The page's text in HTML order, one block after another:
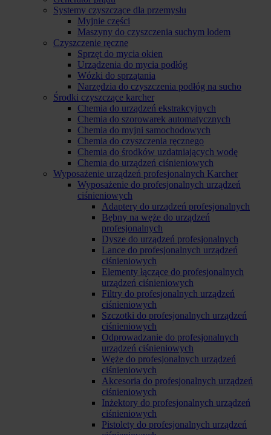
Systemy czyszczące dla przemysłu
Myjnie części
Maszyny do czyszczenia suchym lodem
Czyszczenie ręczne
Sprzęt do mycia okien
Urządzenia do mycia podłóg
Wózki do sprzątania
Narzędzia do czyszczenia podłóg na sucho
Środki czyszczące karcher
Chemia do urządzeń ekstrakcyjnych
Chemia do szorowarek automatycznych
Chemia do myjni samochodowych
Chemia do czyszczenia ręcznego
Chemia do środków uzdatniających wodę
Chemia do urządzeń ciśnieniowych
Wyposażenie urządzeń profesjonalnych Karcher
Wyposażenie do profesjonalnych urządzeń
ciśnieniowych
Adaptery do urządzeń profesjonalnych
Bębny na węże do urządzeń
profesjonalnych
Dysze do urządzeń profesjonalnych
Lance do profesjonalnych urządzeń
ciśnieniowych
Elementy łączące do profesjonalnych
urządzeń ciśnieniowych
Filtry do profesjonalnych urządzeń
ciśnieniowych
Szczotki do profesjonalnych urządzeń
ciśnieniowych
Odprowadzanie do profesjonalnych
urządzeń ciśnieniowych
Węże do profesjonalnych urządzeń
ciśnieniowych
Akcesoria do profesjonalnych urządzeń
ciśnieniowych
Inżektory do profesjonalnych urządzeń
ciśnieniowych
Pistolety do profesjonalnych urządzeń